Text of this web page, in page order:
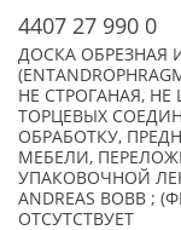
4407 27 990 0
ДОСКА ОБРЕЗНАЯ
НЕ СТРОГАНАЯ,
ТОРЦЕВЫХ
ОБРАБОТКУ,
МЕБЕЛИ,
УПАКОВОЧНОЙ
ANDREAS BOBB ;
ОТСУТСТВУЕТ